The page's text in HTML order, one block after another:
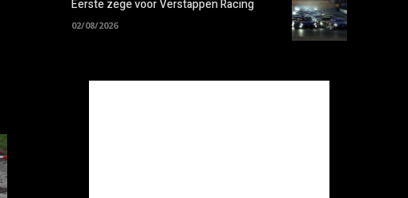
Eerste zege voor Verstappen Racing
02/08/2026